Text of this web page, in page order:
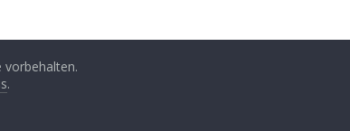
vorbehalten.
.